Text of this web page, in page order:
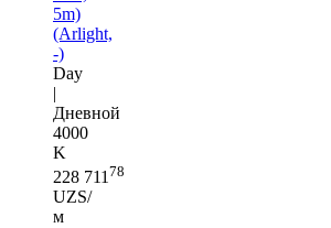
5m)
(Arlight,
-)
Day
|
Дневной
4000
K
228 711 78
UZS/
м